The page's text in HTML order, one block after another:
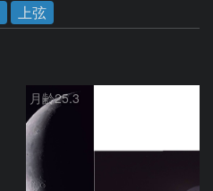
上弦
月齢25.3